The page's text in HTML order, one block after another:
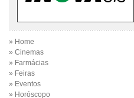
» Home
» Cinemas
» Farmácias
» Feiras
» Eventos
» Horóscopo